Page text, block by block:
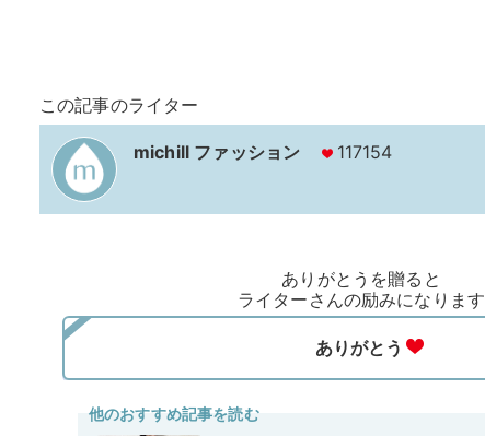
この記事のライター
michill ファッション 117154
ありがとうを贈ると
ライターさんの励みになります
他のおすすめ記事を読む